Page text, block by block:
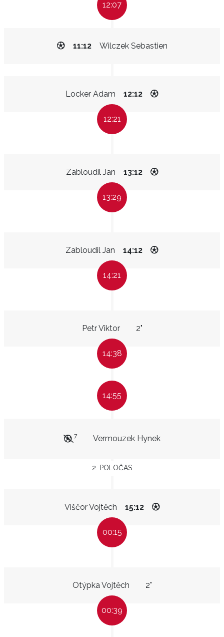
12:07
Wilczek Sebastien
11:12
Locker Adam 12:12
12:21
Zabloudil Jan 13:12
13:29
Zabloudil Jan 14:12
14:21
Petr Viktor 2"
14:38
14:55
Vermouzek Hynek
7
2. POLOČAS
Viščor Vojtěch 15:12
00:15
Otýpka Vojtěch 2"
00:39